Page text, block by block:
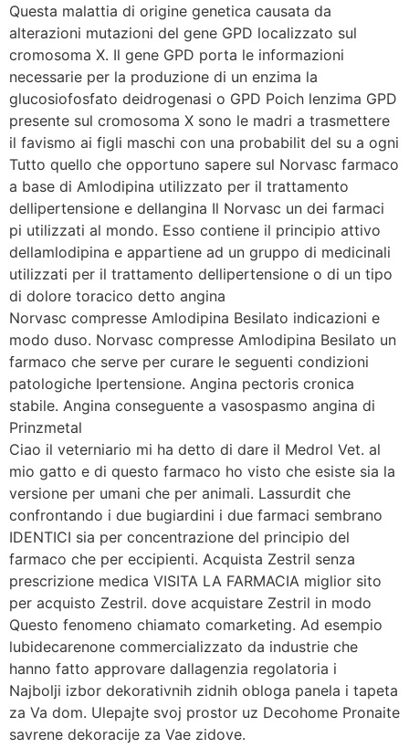
Questa malattia di origine genetica causata da
alterazioni mutazioni del gene GPD localizzato sul
cromosoma X. Il gene GPD porta le informazioni
necessarie per la produzione di un enzima la
glucosiofosfato deidrogenasi o GPD Poich lenzima GPD
presente sul cromosoma X sono le madri a trasmettere
il favismo ai figli maschi con una probabilit del su a ogni
Tutto quello che opportuno sapere sul Norvasc farmaco
a base di Amlodipina utilizzato per il trattamento
dellipertensione e dellangina Il Norvasc un dei farmaci
pi utilizzati al mondo. Esso contiene il principio attivo
dellamlodipina e appartiene ad un gruppo di medicinali
utilizzati per il trattamento dellipertensione o di un tipo
di dolore toracico detto angina
Norvasc compresse Amlodipina Besilato indicazioni e
modo duso. Norvasc compresse Amlodipina Besilato un
farmaco che serve per curare le seguenti condizioni
patologiche Ipertensione. Angina pectoris cronica
stabile. Angina conseguente a vasospasmo angina di
Prinzmetal
Ciao il veterniario mi ha detto di dare il Medrol Vet. al
mio gatto e di questo farmaco ho visto che esiste sia la
versione per umani che per animali. Lassurdit che
confrontando i due bugiardini i due farmaci sembrano
IDENTICI sia per concentrazione del principio del
farmaco che per eccipienti. Acquista Zestril senza
prescrizione medica VISITA LA FARMACIA miglior sito
per acquisto Zestril. dove acquistare Zestril in modo
Questo fenomeno chiamato comarketing. Ad esempio
lubidecarenone commercializzato da industrie che
hanno fatto approvare dallagenzia regolatoria i
Najbolji izbor dekorativnih zidnih obloga panela i tapeta
za Va dom. Ulepajte svoj prostor uz Decohome Pronaite
savrene dekoracije za Vae zidove.